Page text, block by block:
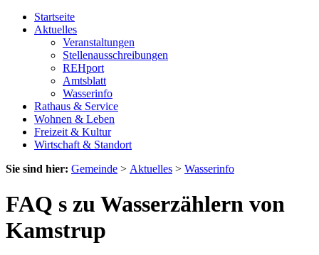
Startseite
Aktuelles
Veranstaltungen
Stellenausschreibungen
REHport
Amtsblatt
Wasserinfo
Rathaus & Service
Wohnen & Leben
Freizeit & Kultur
Wirtschaft & Standort
Sie sind hier: Gemeinde > Aktuelles > Wasserinfo
FAQ s zu Wasserzählern von
Kamstrup